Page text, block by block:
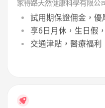
家得路天然健康科學有限公
試用期保證佣金，
享6日月休，生日假
交通津貼，醫療福